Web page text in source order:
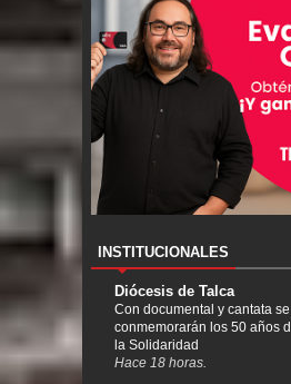
INSTITUCIONALES
Diócesis de Talca
Con documental y cantata se
conmemorarán los 50 años
la Solidaridad
Hace 18 horas.